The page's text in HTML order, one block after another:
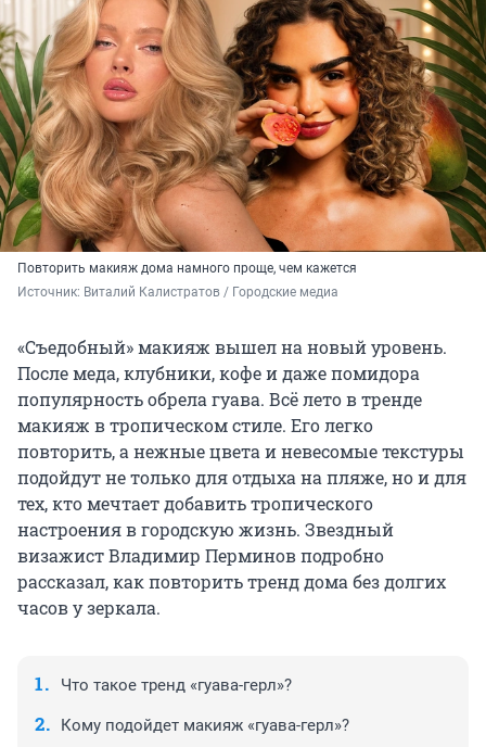
Повторить макияж дома намного проще, чем кажется
Источник: Виталий Калистратов / Городские медиа
«Съедобный» макияж вышел на новый уровень.
После меда, клубники, кофе и даже помидора
популярность обрела гуава. Всё лето в тренде
макияж в тропическом стиле. Его легко
повторить, а нежные цвета и невесомые текстуры
подойдут не только для отдыха на пляже, но и для
тех, кто мечтает добавить тропического
настроения в городскую жизнь. Звездный
визажист Владимир Перминов подробно
рассказал, как повторить тренд дома без долгих
часов у зеркала.
Что такое тренд «гуава-герл»?
Кому подойдет макияж «гуава-герл»?